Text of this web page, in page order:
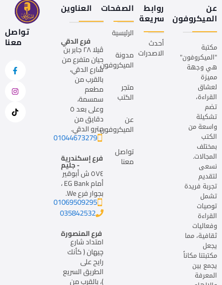
عن
الميكروفون
مكتبة
"الميكروفون"
هي وجهة
مميزة
لعشاق
القراءة،
تضم
تشكيلة
واسعة من
الكتب
بمختلف
المجالات.
نسعى
لتقديم
تجربة فريدة
تشمل
توصيات
القراءة
وفعاليات
ثقافية، مما
يجعل
مكتبتنا مكاناً
يجمع بين
المعرفة
روابط
سريعة
أحدث
الاصدرات
الصفحات
الرئيسية
مدونة
الميكروفون
متجر
الكتب
عن
الميكروفون
تواصل
معنا
العناوين
فرع الدقي
ڤيلا ٢٨ جابر بن
حيان متفرع من
شارع الدقي،
بالقرب من
مطعم
سمسمة،
وعلى بعد ٥
دقايق من
مترو الدقي.
01044673279
فرع إسكندرية
- جليم
٥٧٤ ش أبوقير
أمام EG Bank ،
بجوار فرع We.
01069509295
035842532
فرع المنصورة
امتداد شارع
چيهان ( كأنك
رايح على
الطريق السريع
)، بالقرب من
تواصل
معنا